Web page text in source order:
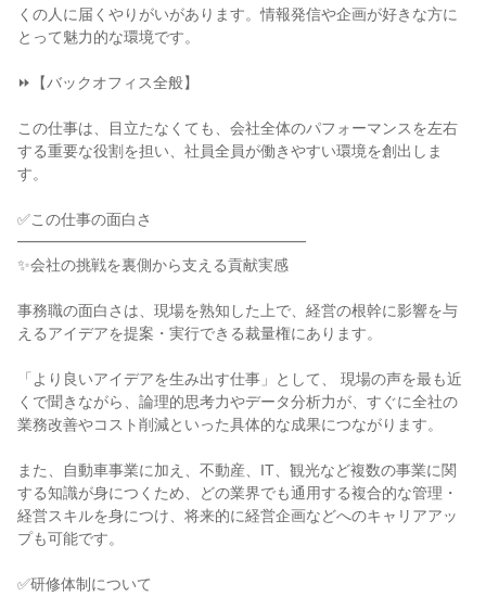
くの人に届くやりがいがあります。情報発信や企画が好きな方に
とって魅力的な環境です。
⏩【バックオフィス全般】
この仕事は、目立たなくても、会社全体のパフォーマンスを左右
する重要な役割を担い、社員全員が働きやすい環境を創出しま
す。
✅この仕事の面白さ
━━━━━━━━━━━━━━━━━━━
✨会社の挑戦を裏側から支える貢献実感
事務職の面白さは、現場を熟知した上で、経営の根幹に影響を与
えるアイデアを提案・実行できる裁量権にあります。
「より良いアイデアを生み出す仕事」として、 現場の声を最も近
くで聞きながら、論理的思考力やデータ分析力が、すぐに全社の
業務改善やコスト削減といった具体的な成果につながります。
また、自動車事業に加え、不動産、IT、観光など複数の事業に関
する知識が身につくため、どの業界でも通用する複合的な管理・
経営スキルを身につけ、将来的に経営企画などへのキャリアアッ
プも可能です。
✅研修体制について